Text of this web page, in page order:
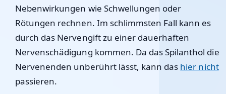
Nebenwirkungen wie Schwellungen oder
Rötungen rechnen. Im schlimmsten Fall kann es
durch das Nervengift zu einer dauerhaften
Nervenschädigung kommen. Da das Spilanthol die
Nervenenden unberührt lässt, kann das hier nicht
passieren.